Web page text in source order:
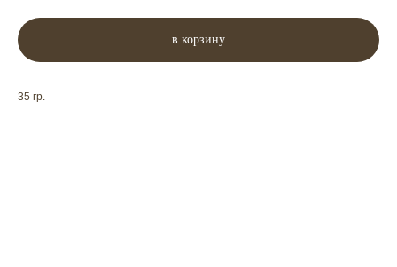
в корзину
35 гр.